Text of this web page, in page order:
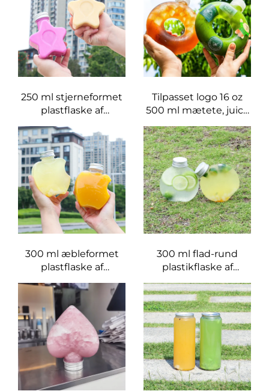
250 ml stjerneformet
plastflaske af
fødevaregradskvalitet,
kan indeholde juice
og drikke, kreativ
design, børn kan lide
Tilpasset logo 16 oz
500 ml mætete, juice
PP drikkeflaske med
høj
temperaturmodstand,
donutflaske
300 ml æbleformet
plastflaske af
fødevarekvalitet PET
materiale, kan holde
juice og drikke,
kreativ design, børn
elsker det
300 ml flad-rund
plastikflaske af
fødevarekvalitet, kan
indeholde juice og
mælketee